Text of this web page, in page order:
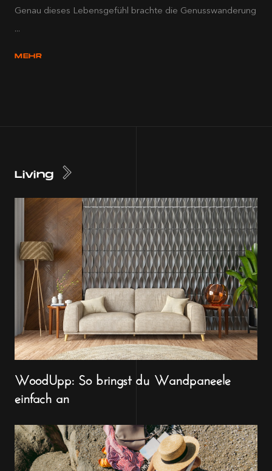
Genau dieses Lebensgefühl brachte die Genusswanderung
...
MEHR
Living
WoodUpp: So bringst du Wandpaneele
einfach an